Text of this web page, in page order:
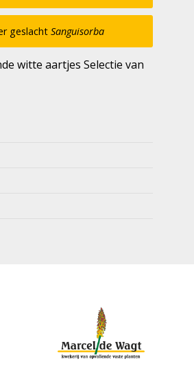
geslachtSanguisorba
witte aartjes Selectie van